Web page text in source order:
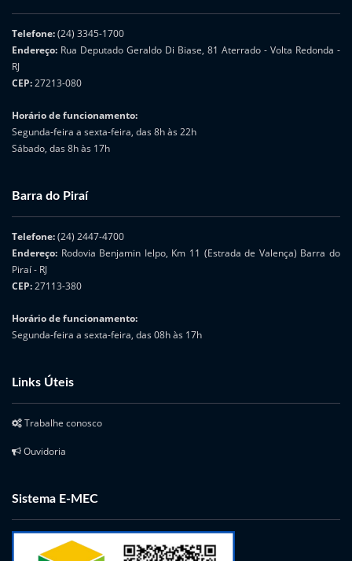
Telefone:(24) 3345-1700
Endereço: Rua Deputado Geraldo Di Biase, 81 Aterrado - Volta Redonda -
RJ
CEP:27213-080
Horário de funcionamento:
Segunda-feira a sexta-feira, das 8h às 22h
Sábado, das 8h às 17h
Barra do Piraí
Telefone:(24) 2447-4700
Endereço: Rodovia Benjamin Ielpo, Km 11 (Estrada de Valença) Barra do
Piraí - RJ
CEP:27113-380
Horário de funcionamento:
Segunda-feira a sexta-feira, das 08h às 17h
Links Úteis
Trabalhe conosco
Ouvidoria
Sistema E-MEC